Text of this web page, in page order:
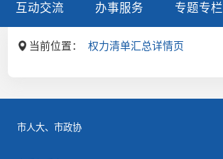
互动交流 办事服务 专题专栏
当前位置： 权力清单汇总详情页
市人大、市政协